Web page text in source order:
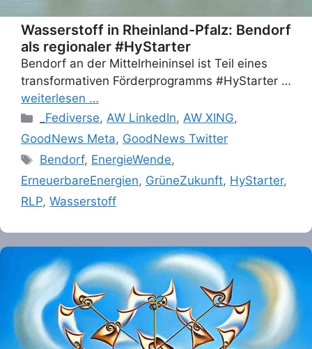
Wasserstoff in Rheinland-Pfalz: Bendorf
als regionaler #HyStarter
Bendorf an der Mittelrheininsel ist Teil eines
transformativen Förderprogramms #HyStarter …
weiterlesen …
Categories
_Fediverse,AW LinkedIn,AW XING,
GoodNews Meta, GoodNews Twitter
Tags
Bendorf, EnergieWende,
ErneuerbareEnergien, GrüneZukunft, HyStarter,
RLP, Wasserstoff